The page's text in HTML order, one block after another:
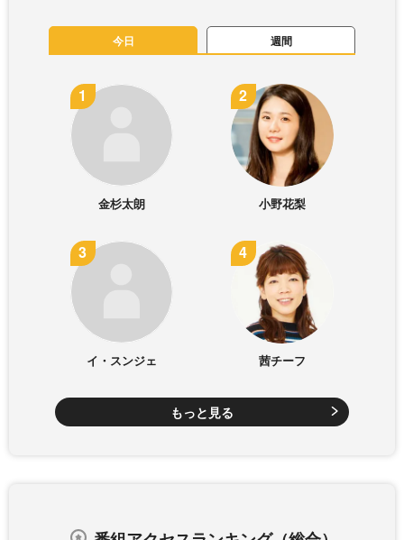
今日 週間
金杉太朗 小野花梨
イ・スンジェ 茜チーフ
もっと見る